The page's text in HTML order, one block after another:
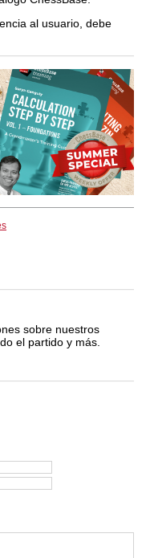
al usuario, debe
sobre nuestros
el partido y más.